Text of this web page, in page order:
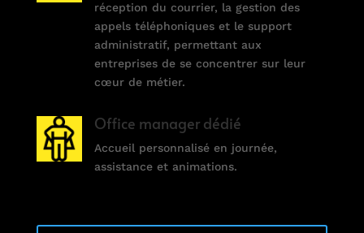
réception du courrier, la gestion des
appels téléphoniques et le support
administratif, permettant aux
entreprises de se concentrer sur leur
cœur de métier.
Office manager dédié
Accueil personnalisé en journée,
assistance et animations.